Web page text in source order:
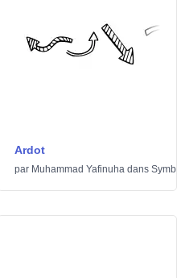
Ardot
par Muhammad Yafinuha dans